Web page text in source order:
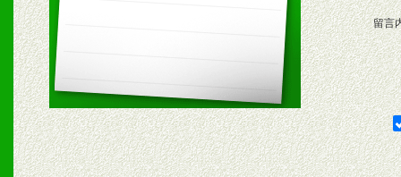
五、退换货制度
1、给予前期市场操作一定
2、对于临期，滞销品给予
留言